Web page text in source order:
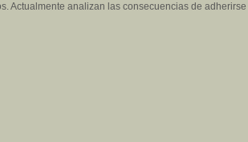
Actualmente analizan las consecuencias de